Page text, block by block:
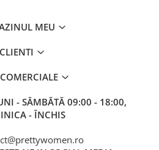
MEU
CLIENTI
- SÂMBĂTĂ 09:00 - 18:00,
- ÎNCHIS